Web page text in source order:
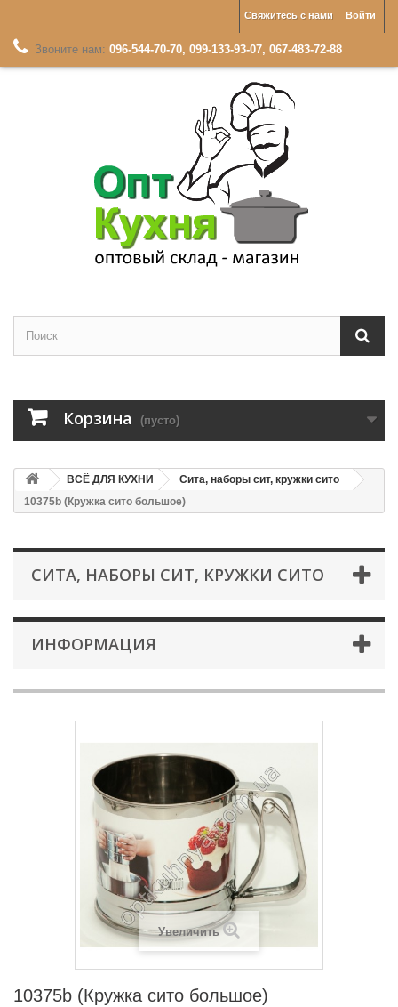
Войти
Свяжитесь с нами
Звоните нам: 096-544-70-70, 099-133-93-07, 067-483-72-88
Корзина (пусто)
ВСЁ ДЛЯ КУХНИ
Сита, наборы сит, кружки сито
10375b (Кружка сито большое)
СИТА, НАБОРЫ СИТ, КРУЖКИ СИТО
ИНФОРМАЦИЯ
Увеличить
10375b (Кружка сито большое)